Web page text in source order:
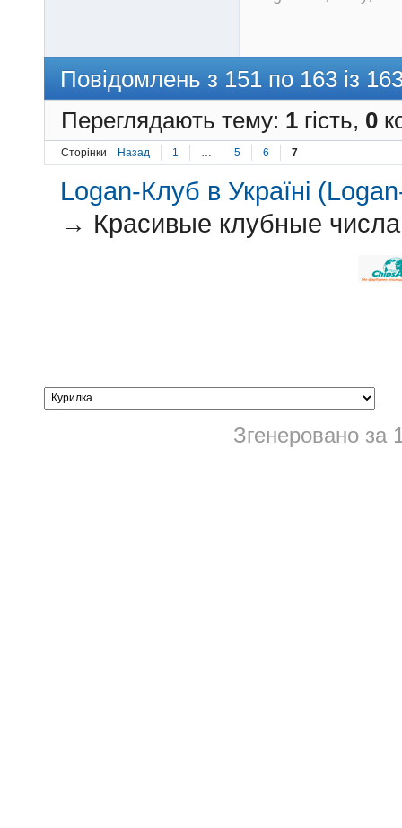
Повідомлень з 151 по 163 із
Переглядають тему: 1 гість, 0
Сторінки Назад 1 … 5 6 7
Logan-Клуб в Україні
→ Красивые клубные числа
Згенеровано за